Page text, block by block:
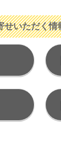
せいただく